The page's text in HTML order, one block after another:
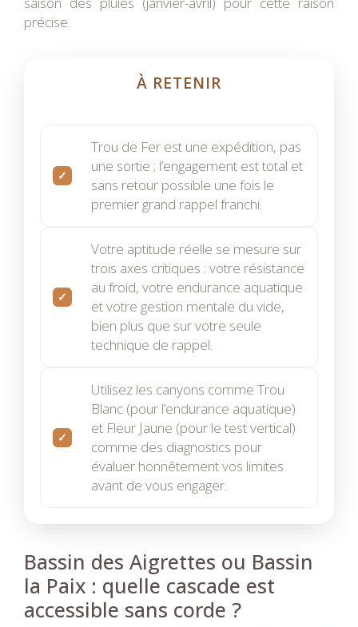
précise.
À RETENIR
Trou de Fer est une expédition, pas
une sortie ; l’engagement est total et
sans retour possible une fois le
premier grand rappel franchi.
Votre aptitude réelle se mesure sur
trois axes critiques : votre résistance
au froid, votre endurance aquatique
et votre gestion mentale du vide,
bien plus que sur votre seule
technique de rappel.
Utilisez les canyons comme Trou
Blanc (pour l’endurance aquatique)
et Fleur Jaune (pour le test vertical)
comme des diagnostics pour
évaluer honnêtement vos limites
avant de vous engager.
Bassin des Aigrettes ou Bassin
la Paix : quelle cascade est
accessible sans corde ?